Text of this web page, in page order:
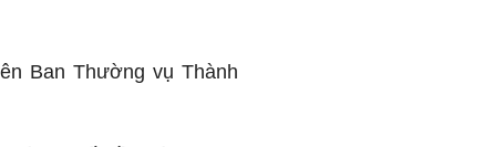
Ban Thường vụ Thành